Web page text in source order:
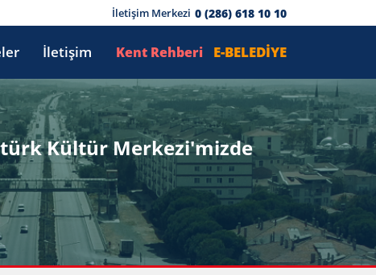
İletişim Merkezi 0 (286) 618 10 10
İletişim Kent Rehberi E-BELEDİYE
Kültür Merkezi'mizde